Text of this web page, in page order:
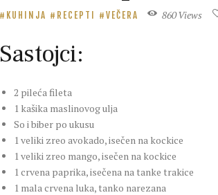
KUHINJA RECEPTI VEČERA 860Views
Sastojci:
2 pileća fileta
1 kašika maslinovog ulja
So i biber po ukusu
1 veliki zreo avokado, isečen na kockice
1 veliki zreo mango, isečen na kockice
1 crvena paprika, isečena na tanke trakice
1 mala crvena luka, tanko narezana